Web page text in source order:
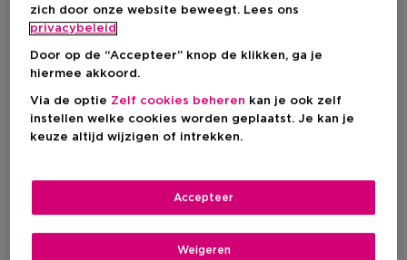
34 ML
€ 23,00
zich door onze website beweegt. Lees ons
privacybeleid
Door op de “Accepteer” knop de klikken, ga je
hiermee akkoord.
Via de optie Zelf cookies beheren kan je ook zelf
instellen welke cookies worden geplaatst. Je kan je
keuze altijd wijzigen of intrekken.
Weigeren
Accepteer